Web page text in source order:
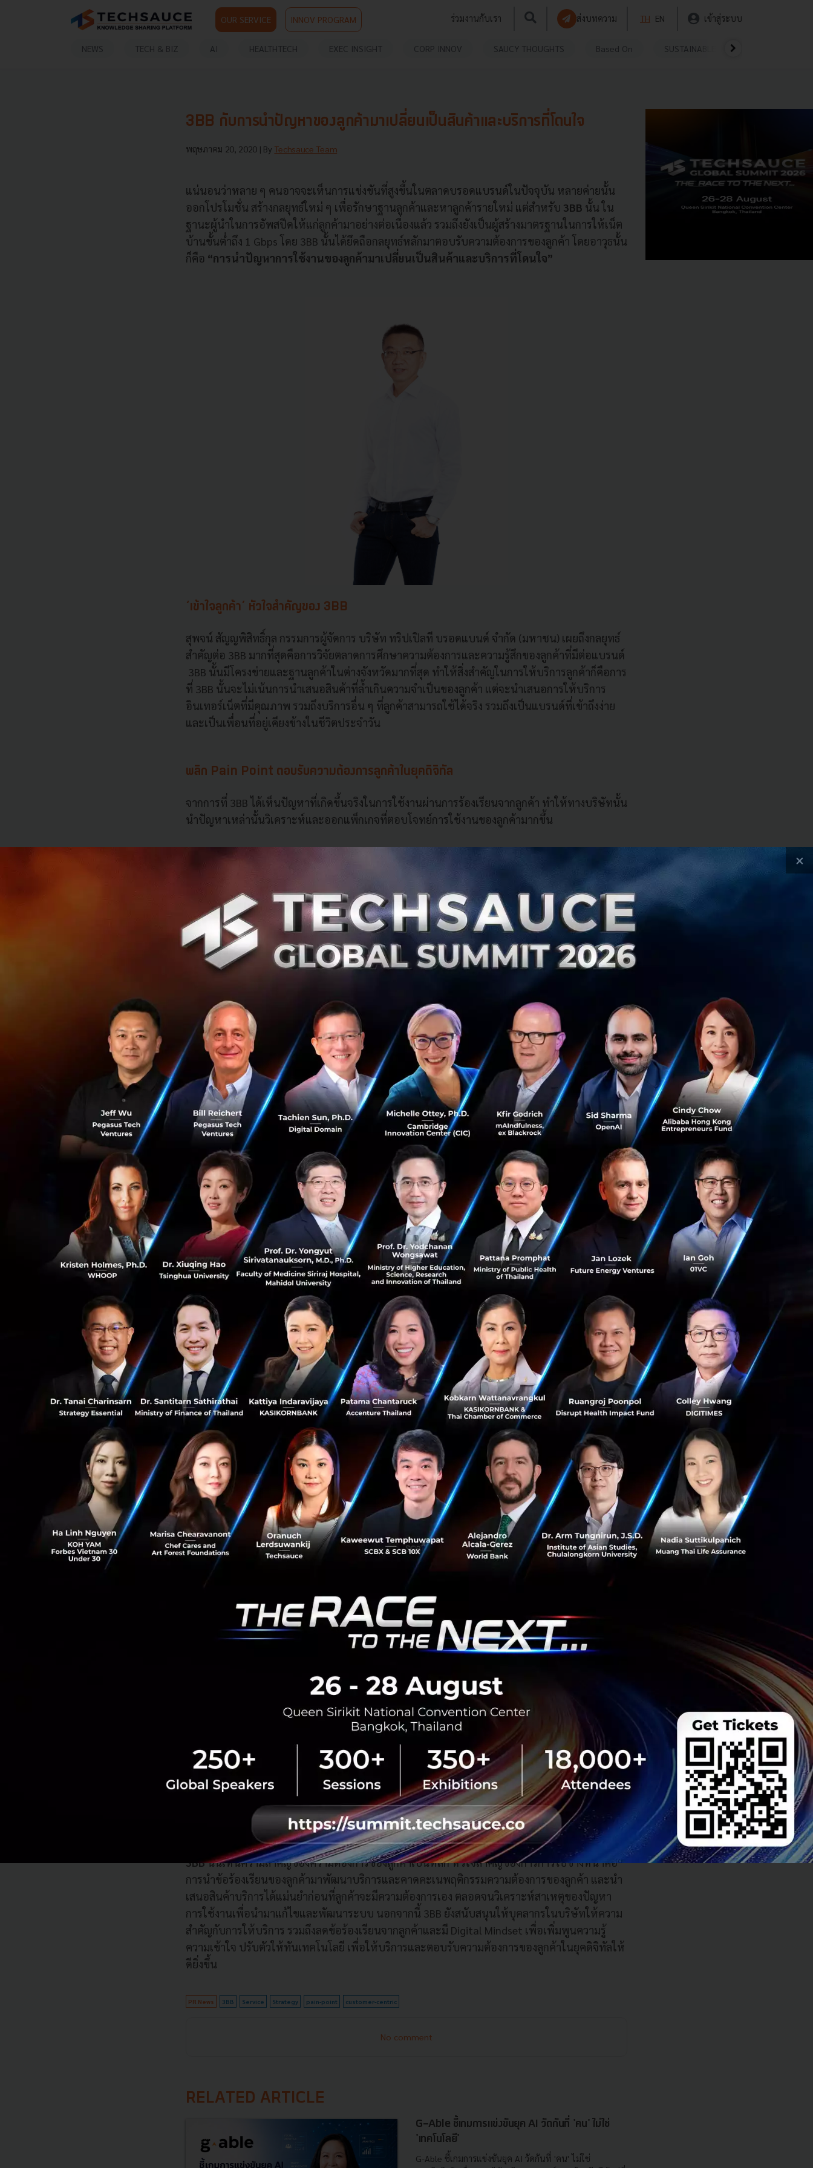
OUR SERVICE INNOV PROGRAM ร่วมงานกับเรา ส่งบทความ TH EN เข้าสู่ระบบ
NEWS TECH & BIZ AI HEALTHTECH EXEC INSIGHT CORP INNOV SAUCY THOUGHTS Based On SUSTAINABLE
0
0
3BB กับการนำปัญหาของลูกค้ามาเปลี่ยนเป็นสินค้าและบริการที่โดนใจ
พฤษภาคม 20, 2020 | By Techsauce Team
แน่นอนว่าหลาย ๆ คนอาจจะเห็นการแข่งขันที่สูงขึ้นในตลาดบรอดแบรนด์ในปัจจุบัน หลายค่ายนั้น
ออกโปรโมชั่น สร้างกลยุทธ์ใหม่ ๆ เพื่อรักษาฐานลูกค้าและหาลูกค้ารายใหม่ แต่สำหรับ 3BB นั้น ใน
ฐานะผู้นำในการอัพสปีดให้แก่ลูกค้ามาอย่างต่อเนื่องแล้ว รวมถึงยังเป็นผู้สร้างมาตรฐานในการให้เน็ต
บ้านขั้นต่ำถึง 1 Gbps โดย 3BB นั้นได้ยึดถือกลยุทธ์หลักมาตอบรับความต้องการของลูกค้า โดยอาวุธนั้น
ก็คือ “การนำปัญหาการใช้งานของลูกค้ามาเปลี่ยนเป็นสินค้าและบริการที่โดนใจ”
‘เข้าใจลูกค้า’ หัวใจสำคัญของ 3BB
สุพจน์ สัญญพิสิทธิ์กุล กรรมการผู้จัดการ บริษัท ทริปเปิลที บรอดแบนด์ จำกัด (มหาชน) เผยถึงกลยุทธ์
สำคัญต่อ 3BB มากที่สุดคือการวิจัยตลาดการศึกษาความต้องการและความรู้สึกของลูกค้าที่มีต่อแบรนด์
3BB นั้นมีโครงข่ายและฐานลูกค้าในต่างจังหวัดมากที่สุด ทำให้สิ่งสำคัญในการให้บริการลูกค้าก็คือการ
ที่ 3BB นั้นจะไม่เน้นการนำเสนอสินค้าที่ล้ำเกินความจำเป็นของลูกค้า แต่จะนำเสนอการให้บริการ
อินเทอร์เน็ตที่มีคุณภาพ รวมถึงบริการอื่น ๆ ที่ลูกค้าสามารถใช้ได้จริง รวมถึงเป็นแบรนด์ที่เข้าถึงง่าย
และเป็นเพื่อนที่อยู่เคียงข้างในชีวิตประจำวัน
พลิก Pain Point ตอบรับความต้องการลูกค้าในยุคดิจิทัล
จากการที่ 3BB ได้เห็นปัญหาที่เกิดขึ้นจริงในการใช้งานผ่านการร้องเรียนจากลูกค้า ทำให้ทางบริษัทนั้น
นำปัญหาเหล่านั้นวิเคราะห์และออกแพ็กเกจที่ตอบโจทย์การใช้งานของลูกค้ามากขึ้น
Bandwidth เสริมประสิทธิภาพการใช้งานแบบครอบครัว
3BB ได้นำเรื่องร้องเรียนปัญหาการใช้งานมาปรับปรุงให้บริการ เราเห็นว่ามีการเชื่อมต่อการใช้งานถึง
3-4 อุปกรณ์ต่อวงจร ซึ่งหมายความว่าใน 1 บ้านมีสมาชิกหลายคน หรือ 1 คนมีการเชื่อมต่อมากกว่า 1
ดังนั้น อุปกรณ์ Bandwidth จึงมีความสำคัญต้องให้เพียงพอกับการใช้งานแบบครอบครัว
ตอบรับการใช้งานที่มากขึ้น อัพสปีดความเร็วถึง 1 Gbps
บริษัทจึงมีการอัพสปีดให้ลูกค้าอัตโนมัติเพื่อลดปัญหาการใช้งานและทำให้ลูกค้าสามารถใช้
อินเทอร์เน็ตได้อย่างมีประสิทธิภาพ
โดยเฉพาะในช่วงสถานการณ์การระบาด COVID-19 เช่นนี้ ที่ทำให้ลูกค้าหลาย ๆ คนนั้นเริ่ม Work
from Home ทำงานอยู่ที่บ้านลดความเสี่ยงการแพร่เชื้อ ทำให้มีการใช้งานอินเทอร์เน็ตจากที่บ้านมาก
ขึ้น ดังนั้น ทาง 3BB จึงได้ตัดสินใจอำนวยความสะดวกให้กับลูกค้า เพิ่มความเร็วอินเทอร์เน็ตให้ลูกค้า
ถึง 1 Gbps ซึ่งถือว่ายังไม่มีผู้ให้บริการรายใดกล้าให้ เป็นการกำหนดมาตรฐานใหม่ในอุตสาหกรรม
บรอดแบนด์ไปในตัว
ซึ่งถ้าถามว่าความเร็ว 1 Gbps เกินความจำเป็นหรือไม่ ถ้าพิจารณาในมุมการใช้งานแบบเชื่อมต่อ Wi-Fi
ที่ทำให้แบนด์วิดท์ต้องถูกตัดทอน ความเร็ว 1 Gbps จะตอบโจทย์การใช้งานแบบไร้สายเพราะสามารถ
ทำความเร็วได้สูงขึ้น นอกจากนี้พบว่าปัญหาส่วนใหญ่คือการไม่ครอบคลุมของสัญญาณ จึงได้เริ่มมีการ
อัพเกรดอุปกรณ์ Wi-Fi เป็นรุ่นใหม่ เช่น Wi-Fi AC2100 และแบบ High Performance Wireless อย่าง
Wi-Fi 6 ที่กำลังจะมา ที่สามารถรับส่งข้อมูลหลายอุปกรณ์ได้ดีขึ้นและระยะทางได้ไกลขึ้น ตอบโจทย์การ
ใช้งานแบบครอบครัวและตอบรับกับการใช้งานอินเทอร์เน็ตที่มากขึ้นในยุคดิจิตอลเช่นนี้
จับมือกับ dtac ออกแพ็กเกจ ‘เน็ตบ้านพร้อมเน็ตมือถือ’
ทาง 3BB ยังจึงจับมือพาร์ทเนอร์กับ dtac ออกแพ็กเกจที่มีทั้งเน็ตบ้าน 1 Gbps พร้อมเน็ตมือถือ 10 GB
จากการที่พบว่าลูกค้าในปัจจุบันมีความต้องการใช้เน็ตต่อเนื่องทั้งในบ้านและนอกบ้าน รวมถึง 4G ที่
ได้มาจากแพ็กเกจมือถือก็ไม่เพียงพอต่อการใช้งานในแต่ละเดือน และต้องการซิมอินเทอร์เน็ตมือถือ
พ่วงกับแพ็กเกจอินเทอร์เน็ตบ้าน โดยส่วนใหญ่เป็นลูกค้าต่างจังหวัด ซึ่งเป็นกลุ่มที่มีศักยภาพในการ
เติบโตจากฐานลูกค้าบรอดแบนด์ แพ็กเกจนี้จึงเหมาะสำหรับกลุ่มลูกค้าที่มีความต้องการใช้
อินเทอร์เน็ตอย่างต่อเนื่อง
เสริมบริการ Entertainment เข้ากับไลฟ์สไตล์ของคนยุคดิจิทัล
แต่ก่อน 3BB ถูกมองว่ามีแค่การให้บริการอินเทอร์เน็ตเท่านั้น แต่ในตอนนี้ทางบริษัทกำลังจะปรับ
เปลี่ยนเข้าสู่การเป็น
Telco & Media Entertainmentเพื่อตอบรับความต้องการใช้งานบริการเสริมที่
เหมาะกับไลฟ์สไตล์ของลูกค้า โดยเฉพาะกระแส Streaming ดูหนัง ที่ได้รับความนิยมเป็นอันดับต้น ๆ
ดังนั้น ทาง 3BB จึงได้เริ่มจับมือกับผู้ให้บริการคอนเทนต์ อย่าง MONOMAX และ HBO GO เสริมความ
ต้องการของลูกค้ามากขึ้นอีกเท่าตัว ซึ่งทาง 3BB ก็ได้เริ่มด้วยการออกแพ็กเกจ ‘GIGATainment เน็ต
บ้านพร้อมความบันเทิง’ เตรียมขยายสู่แพลตฟอร์มที่ใหญ่ขึ้น เพิ่มจำนวนพันธมิตรและคอนเทนต์ลงใน
แพ็กเกจ โดยมีแผนออกแอปพลิเคชั่น และกล่อง IPTV ในช่วงปลายปี เติมเต็มความบันเทิงอย่างครบ
เรียนรู้จากลูกค้า นำมาพัฒนาบริการให้ดียิ่งขึ้น
Customer Journey ในปัจจุบันนั้นไม่ได้จบอยู่แค่ที่เดียว จากการพัฒนาของเทคโนโลยีที่เข้ามามี
บทบาทมากขึ้นในสังคม ทำให้ลูกค้าในปรับเปลี่ยนมีการใช้งานในหลากหลายแพลตฟอร์มมากยิ่งขึ้น
ทั้งออฟไลน์และออนไลน์ ลูกค้าบางกลุ่มเห็นโฆษณาทางออนไลน์ไม่ได้แปลว่าลูกค้ากลุ่มนี้จะต้องสมัคร
บริการทางออนไลน์เสมอไป และการปิดการขายส่วนใหญ่มักจะไปจบที่ออฟไลน์
รวมกับสถานการณ์การระบาดของ COVID-19 ในปัจจุบันที่เป็นตัวกระตุ้นให้ลูกค้านั้นหันมาทำธุรกรรม
ผ่านช่องทางออนไลน์มากขึ้น ไม่ว่าจะเป็นการสมัครบริการ ติดต่อสอบถาม และชำระเงิน ทำให้ 3BB
นั้นได้พัฒนาช่องทางดิจิทัล เช่น แอปพลิเคชัน 3BB Member, เว็บไซต์ และ LINE OA ซึ่งจะทำให้การ
ใช้งานใกล้เคียงการทำธุรกรรมผ่านศูนย์บริการมากที่สุด เพื่อเพิ่มความสะดวกสบายในการรับบริการ
และเสริมประสบการณ์การใช้งานของลูกค้าให้ดียิ่งขึ้น
3BBนั้นเห็นความสำคัญของความต้องการของลูกค้าเป็นหลัก หัวใจสำคัญของการก้าวไปข้างหน้าคือ
การนำข้อร้องเรียนของลูกค้ามาพัฒนาบริการและคาดคะเนพฤติกรรมความต้องการของลูกค้า และนำ
เสนอสินค้าบริการได้แม่นยำก่อนที่ลูกค้าจะมีความต้องการเอง ตลอดจนวิเคราะห์สาเหตุของปัญหา
การใช้งานเพื่อนำมาแก้ไขและพัฒนาระบบ นอกจากนี้ 3BB ยังสนับสนุนให้บุคลากรในบริษัทให้ความ
สำคัญกับการให้บริการ รวมถึงลดข้อร้องเรียนจากลูกค้าและมี Digital Mindset เพื่อเพิ่มพูนความรู้
ความเข้าใจ ปรับตัวให้ทันเทคโนโลยี เพื่อให้บริการและตอบรับความต้องการของลูกค้าในยุคดิจิทัลให้
ดียิ่งขึ้น
PR News 3BB Service Strategy pain-point customer-centric
No comment
RELATED ARTICLE
G-Able ชี้เกมการแข่งขันยุค AI วัดกันที่ 'คน' ไม่ใช่
'เทคโนโลยี'
G-Able ชี้เกมการแข่งขันยุค AI วัดกันที่ 'คน' ไม่ใช่
×